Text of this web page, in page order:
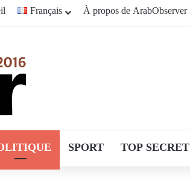
Français À propos de ArabObserver
SPORT TOP SECRET